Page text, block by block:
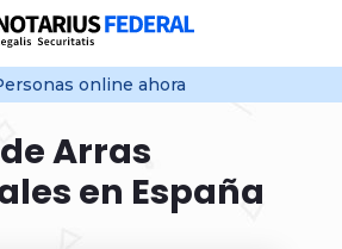
online ahora
Arras
en España